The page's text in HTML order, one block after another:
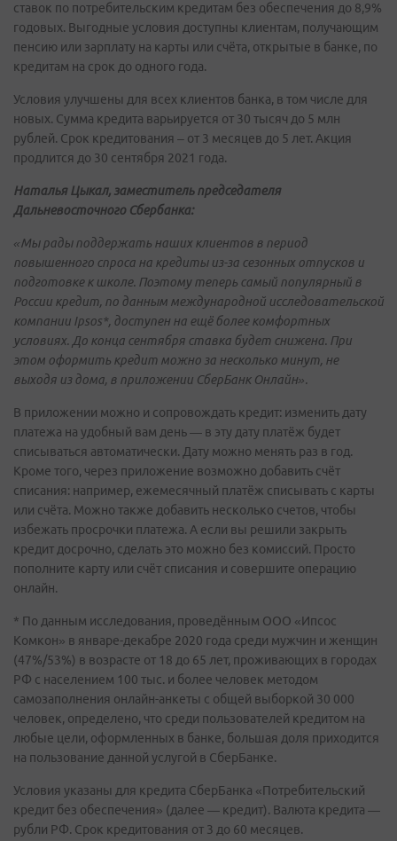
ставок по потребительским кредитам без обеспечения до 8,9%
годовых. Выгодные условия доступны клиентам, получающим
пенсию или зарплату на карты или счёта, открытые в банке, по
кредитам на срок до одного года.
Условия улучшены для всех клиентов банка, в том числе для
новых. Сумма кредита варьируется от 30 тысяч до 5 млн
рублей. Срок кредитования – от 3 месяцев до 5 лет. Акция
продлится до 30 сентября 2021 года.
Наталья Цыкал, заместитель председателя
Дальневосточного Сбербанка:
«Мы рады поддержать наших клиентов в период
повышенного спроса на кредиты из-за сезонных отпусков и
подготовке к школе. Поэтому теперь самый популярный в
России кредит, по данным международной исследовательской
компании Ipsos*, доступен на ещё более комфортных
условиях. До конца сентября ставка будет снижена. При
этом оформить кредит можно за несколько минут, не
выходя из дома, в приложении СберБанк Онлайн».
В приложении можно и сопровождать кредит: изменить дату
платежа на удобный вам день — в эту дату платёж будет
списываться автоматически. Дату можно менять раз в год.
Кроме того, через приложение возможно добавить счёт
списания: например, ежемесячный платёж списывать с карты
или счёта. Можно также добавить несколько счетов, чтобы
избежать просрочки платежа. А если вы решили закрыть
кредит досрочно, сделать это можно без комиссий. Просто
пополните карту или счёт списания и совершите операцию
онлайн.
* По данным исследования, проведённым ООО «Ипсос
Комкон» в январе-декабре 2020 года среди мужчин и женщин
(47%/53%) в возрасте от 18 до 65 лет, проживающих в городах
РФ с населением 100 тыс. и более человек методом
самозаполнения онлайн-анкеты с общей выборкой 30 000
человек, определено, что среди пользователей кредитом на
любые цели, оформленных в банке, большая доля приходится
на пользование данной услугой в СберБанке.
Условия указаны для кредита СберБанка «Потребительский
кредит без обеспечения» (далее — кредит). Валюта кредита —
рубли РФ. Срок кредитования от 3 до 60 месяцев.